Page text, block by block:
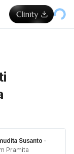
Susanto ·
Pramita